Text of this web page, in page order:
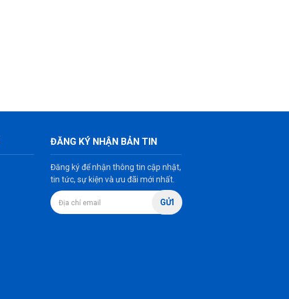
ĐĂNG KÝ NHẬN BẢN TIN
Đăng ký để nhận thông tin cập nhật,
tin tức, sự kiện và ưu đãi mới nhất.
GỬI